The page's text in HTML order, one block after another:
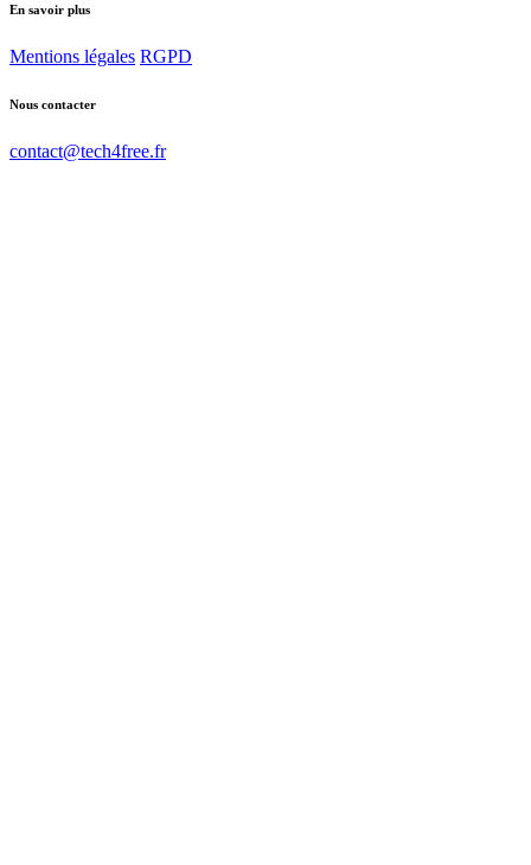
En savoir plus
Mentions légales RGPD
Nous contacter
contact@tech4free.fr